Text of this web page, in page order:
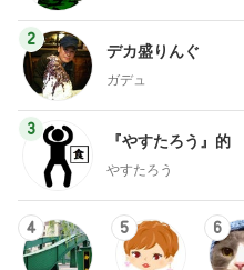
2
デカ盛りんぐ
ガデュ
3
『やすたろう』
やすたろう
4 5 6